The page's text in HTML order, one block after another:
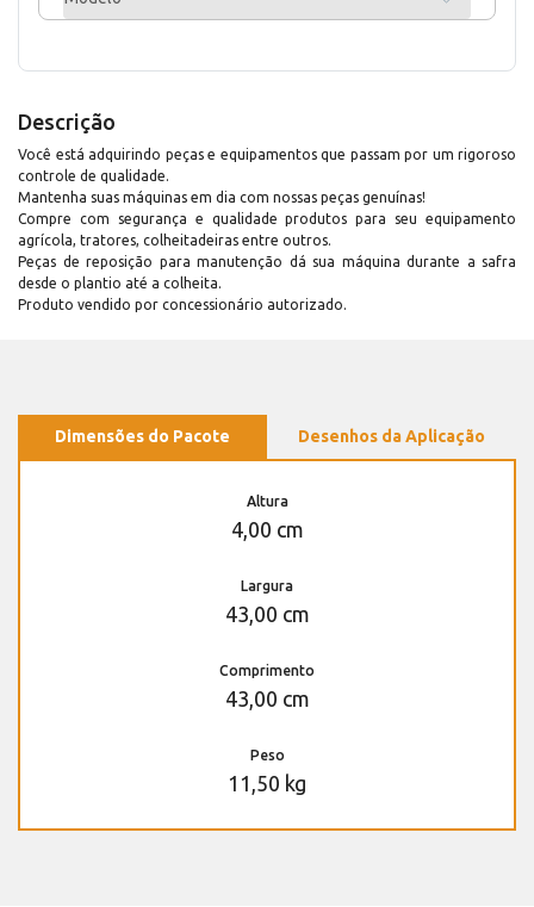
Descrição
Você está adquirindo peças e equipamentos que passam por um rigoroso
controle de qualidade.
Mantenha suas máquinas em dia com nossas peças genuínas!
Compre com segurança e qualidade produtos para seu equipamento
agrícola, tratores, colheitadeiras entre outros.
Peças de reposição para manutenção dá sua máquina durante a safra
desde o plantio até a colheita.
Produto vendido por concessionário autorizado.
Dimensões do Pacote Desenhos da Aplicação
Altura
4,00 cm
Largura
43,00 cm
Comprimento
43,00 cm
Peso
11,50 kg